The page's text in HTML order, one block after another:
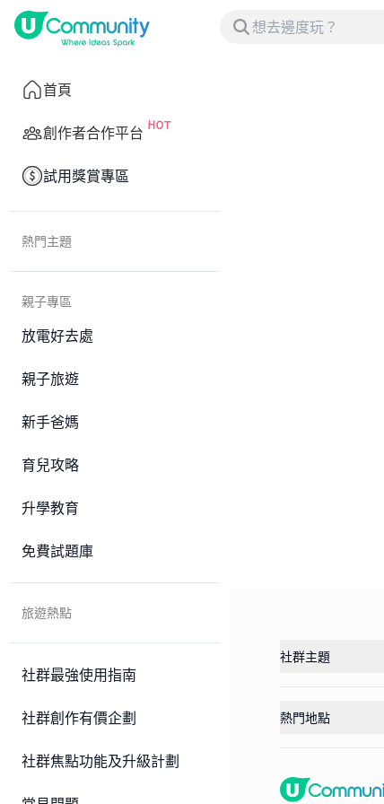
首頁
創作者合作平台
試用獎賞專區
熱門主題
親子專區
放電好去處
親子旅遊
新手爸媽
育兒攻略
升學教育
免費試題庫
旅遊熱點
社群最強使用指南
社群創作有價企劃
社群焦點功能及升級計劃
社群主題
熱門地點